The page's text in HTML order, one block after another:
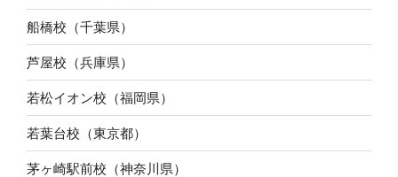
船橋校（千葉県）
芦屋校（兵庫県）
若松イオン校（福岡県）
若葉台校（東京都）
茅ヶ崎駅前校（神奈川県）